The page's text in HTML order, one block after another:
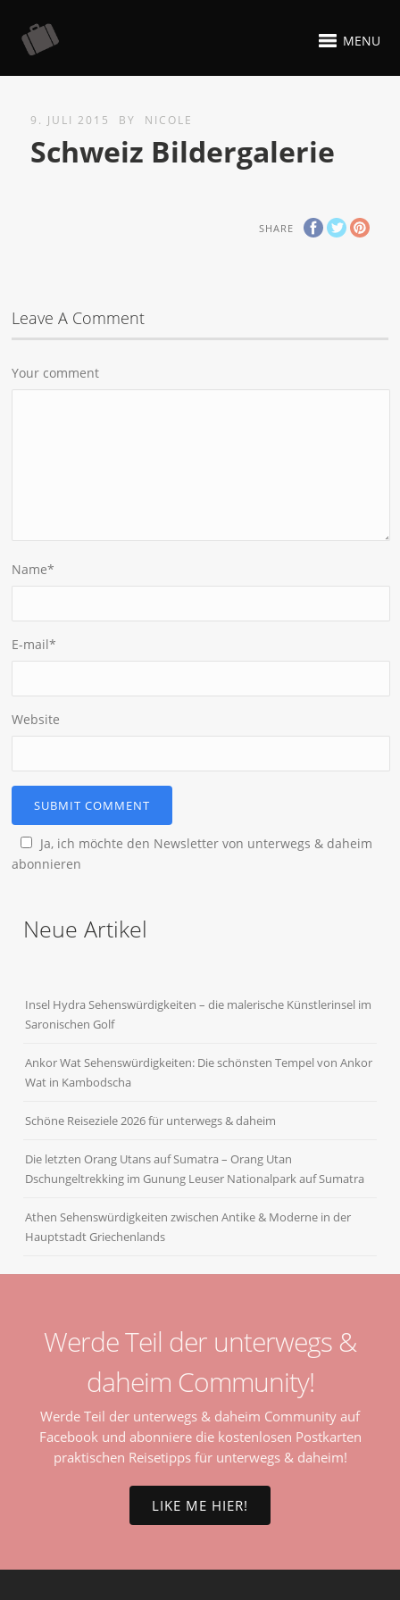
MENU
9. JULI 2015 BY NICOLE
Schweiz Bildergalerie
SHARE
Leave A Comment
Your comment
Name*
E-mail*
Website
Ja, ich möchte den Newsletter von unterwegs & daheim
abonnieren
Neue Artikel
Insel Hydra Sehenswürdigkeiten – die malerische Künstlerinsel im
Saronischen Golf
Ankor Wat Sehenswürdigkeiten: Die schönsten Tempel von Ankor
Wat in Kambodscha
Schöne Reiseziele 2026 für unterwegs & daheim
Die letzten Orang Utans auf Sumatra – Orang Utan
Dschungeltrekking im Gunung Leuser Nationalpark auf Sumatra
Athen Sehenswürdigkeiten zwischen Antike & Moderne in der
Hauptstadt Griechenlands
Werde Teil der unterwegs &
daheim Community!
Werde Teil der unterwegs & daheim Community auf
Facebook und abonniere die kostenlosen Postkarten
praktischen Reisetipps für unterwegs & daheim!
LIKE ME HIER!